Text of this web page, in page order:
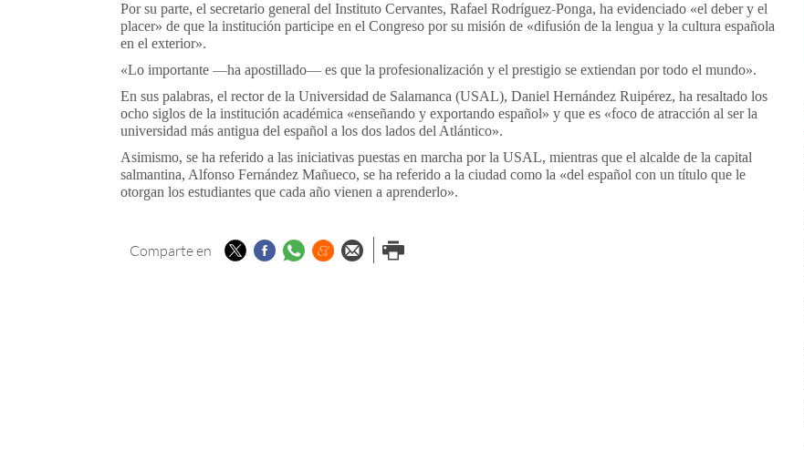
Por su parte, el secretario general del Instituto Cervantes, Rafael Rodríguez-Ponga, ha evidenciado «el deber y el
placer» de que la institución participe en el Congreso por su misión de «difusión de la lengua y la cultura española
en el exterior».
«Lo importante —ha apostillado— es que la profesionalización y el prestigio se extiendan por todo el mundo».
En sus palabras, el rector de la Universidad de Salamanca (USAL), Daniel Hernández Ruipérez, ha resaltado los
ocho siglos de la institución académica «enseñando y exportando español» y que es «foco de atracción al ser la
universidad más antigua del español a los dos lados del Atlántico».
Asimismo, se ha referido a las iniciativas puestas en marcha por la USAL, mientras que el alcalde de la capital
salmantina, Alfonso Fernández Mañueco, se ha referido a la ciudad como la «del español con un título que le
otorgan los estudiantes que cada año vienen a aprenderlo».
Comparte en TwitterFacebook
Whatsapp
Menéame
Enviar porImprimir